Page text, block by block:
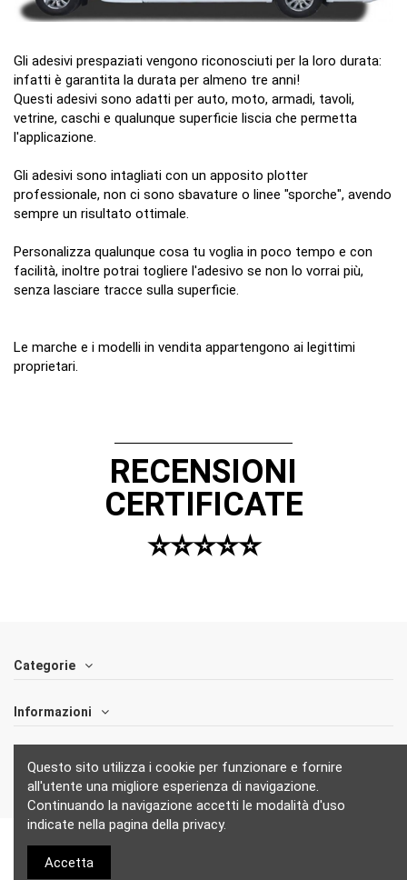
Gli adesivi prespaziati vengono riconosciuti per la loro durata:
infatti è garantita la durata per almeno tre anni!
Questi adesivi sono adatti per auto, moto, armadi, tavoli,
vetrine, caschi e qualunque superficie liscia che permetta
l'applicazione.
Gli adesivi sono intagliati con un apposito plotter
professionale, non ci sono sbavature o linee "sporche", avendo
sempre un risultato ottimale.
Personalizza qualunque cosa tu voglia in poco tempo e con
facilità, inoltre potrai togliere l'adesivo se non lo vorrai più,
senza lasciare tracce sulla superficie.
Le marche e i modelli in vendita appartengono ai legittimi
proprietari.
nell’applicaxione Dovuta al fatto che l’adedivo Non si attaccava
in modo semplice sulla pellicola trasparente ci è voluto solo un
RECENSIONI
CERTIFICATE
⭐️⭐️⭐️⭐️⭐️
Categorie
Informazioni
Questo sito utilizza i cookie per funzionare e fornire
all'utente una migliore esperienza di navigazione.
Continuando la navigazione accetti le modalità d'uso
indicate nella pagina della privacy.
Accetta